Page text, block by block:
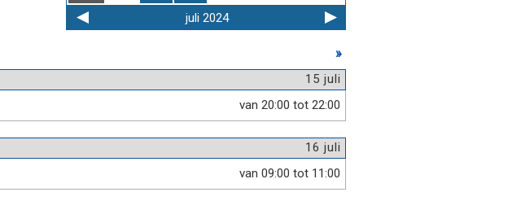
juli 2024
»
15 juli
van 20:00 tot 22:00
16 juli
van 09:00 tot 11:00